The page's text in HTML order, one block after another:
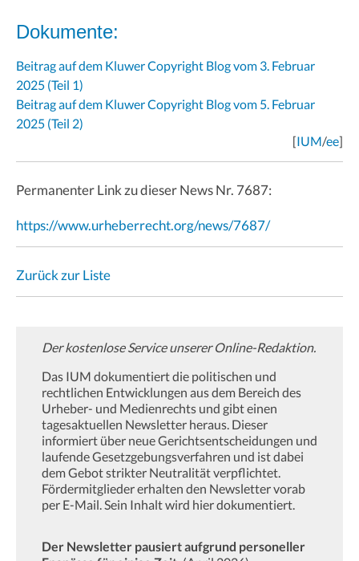
Dokumente:
Beitrag auf dem Kluwer Copyright Blog vom 3. Februar
2025 (Teil 1)
Beitrag auf dem Kluwer Copyright Blog vom 5. Februar
2025 (Teil 2)
[IUM/ee]
Permanenter Link zu dieser News Nr. 7687:
https://www.urheberrecht.org/news/7687/
Zurück zur Liste
Der kostenlose Service unserer Online-Redaktion.
Das IUM dokumentiert die politischen und
rechtlichen Entwicklungen aus dem Bereich des
Urheber- und Medienrechts und gibt einen
tagesaktuellen Newsletter heraus. Dieser
informiert über neue Gerichtsentscheidungen und
laufende Gesetzgebungsverfahren und ist dabei
dem Gebot strikter Neutralität verpflichtet.
Fördermitglieder erhalten den Newsletter vorab
per E-Mail. Sein Inhalt wird hier dokumentiert.
Der Newsletter pausiert aufgrund personeller